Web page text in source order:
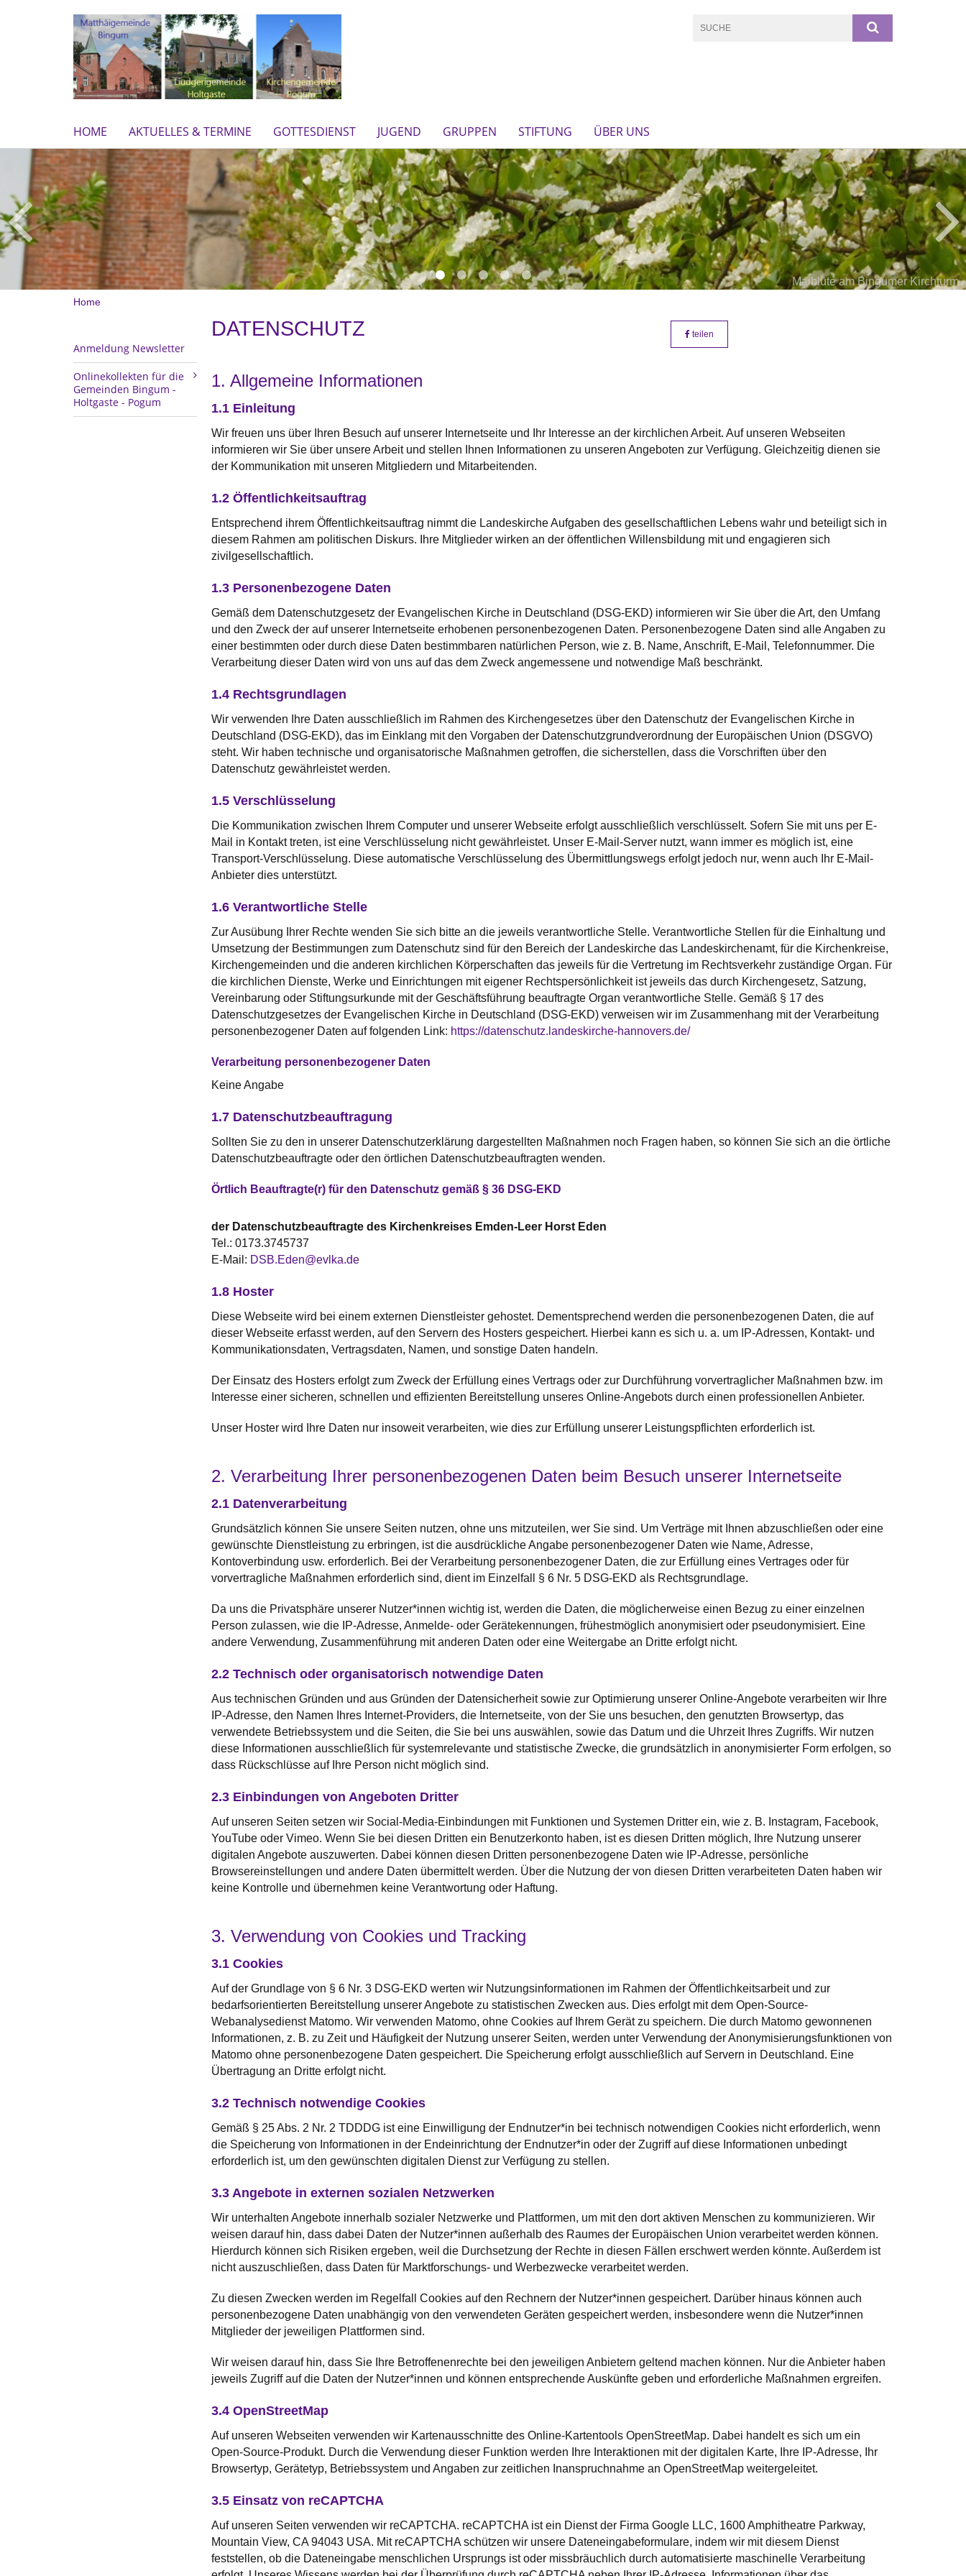
HOME AKTUELLES & TERMINE GOTTESDIENST JUGEND GRUPPEN STIFTUNG ÜBER UNS
Löwenzahn
Home
Anmeldung Newsletter
Onlinekollekten für die
Gemeinden Bingum -
Holtgaste - Pogum
DATENSCHUTZ teilen
1. Allgemeine Informationen
1.1 Einleitung
Wir freuen uns über Ihren Besuch auf unserer Internetseite und Ihr Interesse an der kirchlichen Arbeit. Auf unseren Webseiten
informieren wir Sie über unsere Arbeit und stellen Ihnen Informationen zu unseren Angeboten zur Verfügung. Gleichzeitig dienen sie
der Kommunikation mit unseren Mitgliedern und Mitarbeitenden.
1.2 Öffentlichkeitsauftrag
Entsprechend ihrem Öffentlichkeitsauftrag nimmt die Landeskirche Aufgaben des gesellschaftlichen Lebens wahr und beteiligt sich in
diesem Rahmen am politischen Diskurs. Ihre Mitglieder wirken an der öffentlichen Willensbildung mit und engagieren sich
zivilgesellschaftlich.
1.3 Personenbezogene Daten
Gemäß dem Datenschutzgesetz der Evangelischen Kirche in Deutschland (DSG-EKD) informieren wir Sie über die Art, den Umfang
und den Zweck der auf unserer Internetseite erhobenen personenbezogenen Daten. Personenbezogene Daten sind alle Angaben zu
einer bestimmten oder durch diese Daten bestimmbaren natürlichen Person, wie z. B. Name, Anschrift, E-Mail, Telefonnummer. Die
Verarbeitung dieser Daten wird von uns auf das dem Zweck angemessene und notwendige Maß beschränkt.
1.4 Rechtsgrundlagen
Wir verwenden Ihre Daten ausschließlich im Rahmen des Kirchengesetzes über den Datenschutz der Evangelischen Kirche in
Deutschland (DSG-EKD), das im Einklang mit den Vorgaben der Datenschutzgrundverordnung der Europäischen Union (DSGVO)
steht. Wir haben technische und organisatorische Maßnahmen getroffen, die sicherstellen, dass die Vorschriften über den
Datenschutz gewährleistet werden.
1.5 Verschlüsselung
Die Kommunikation zwischen Ihrem Computer und unserer Webseite erfolgt ausschließlich verschlüsselt. Sofern Sie mit uns per E-
Mail in Kontakt treten, ist eine Verschlüsselung nicht gewährleistet. Unser E-Mail-Server nutzt, wann immer es möglich ist, eine
Transport-Verschlüsselung. Diese automatische Verschlüsselung des Übermittlungswegs erfolgt jedoch nur, wenn auch Ihr E-Mail-
Anbieter dies unterstützt.
1.6 Verantwortliche Stelle
Zur Ausübung Ihrer Rechte wenden Sie sich bitte an die jeweils verantwortliche Stelle. Verantwortliche Stellen für die Einhaltung und
Umsetzung der Bestimmungen zum Datenschutz sind für den Bereich der Landeskirche das Landeskirchenamt, für die Kirchenkreise,
Kirchengemeinden und die anderen kirchlichen Körperschaften das jeweils für die Vertretung im Rechtsverkehr zuständige Organ. Für
die kirchlichen Dienste, Werke und Einrichtungen mit eigener Rechtspersönlichkeit ist jeweils das durch Kirchengesetz, Satzung,
Vereinbarung oder Stiftungsurkunde mit der Geschäftsführung beauftragte Organ verantwortliche Stelle. Gemäß § 17 des
Datenschutzgesetzes der Evangelischen Kirche in Deutschland (DSG-EKD) verweisen wir im Zusammenhang mit der Verarbeitung
personenbezogener Daten auf folgenden Link: https://datenschutz.landeskirche-hannovers.de/
Verarbeitung personenbezogener Daten
Keine Angabe
1.7 Datenschutzbeauftragung
Sollten Sie zu den in unserer Datenschutzerklärung dargestellten Maßnahmen noch Fragen haben, so können Sie sich an die örtliche
Datenschutzbeauftragte oder den örtlichen Datenschutzbeauftragten wenden.
Örtlich Beauftragte(r) für den Datenschutz gemäß § 36 DSG-EKD
der Datenschutzbeauftragte des Kirchenkreises Emden-Leer Horst Eden
Tel.: 0173.3745737
E-Mail: DSB.Eden@evlka.de
1.8 Hoster
Diese Webseite wird bei einem externen Dienstleister gehostet. Dementsprechend werden die personenbezogenen Daten, die auf
dieser Webseite erfasst werden, auf den Servern des Hosters gespeichert. Hierbei kann es sich u. a. um IP-Adressen, Kontakt- und
Kommunikationsdaten, Vertragsdaten, Namen, und sonstige Daten handeln.
Der Einsatz des Hosters erfolgt zum Zweck der Erfüllung eines Vertrags oder zur Durchführung vorvertraglicher Maßnahmen bzw. im
Interesse einer sicheren, schnellen und effizienten Bereitstellung unseres Online-Angebots durch einen professionellen Anbieter.
Unser Hoster wird Ihre Daten nur insoweit verarbeiten, wie dies zur Erfüllung unserer Leistungspflichten erforderlich ist.
2. Verarbeitung Ihrer personenbezogenen Daten beim Besuch unserer Internetseite
2.1 Datenverarbeitung
Grundsätzlich können Sie unsere Seiten nutzen, ohne uns mitzuteilen, wer Sie sind. Um Verträge mit Ihnen abzuschließen oder eine
gewünschte Dienstleistung zu erbringen, ist die ausdrückliche Angabe personenbezogener Daten wie Name, Adresse,
Kontoverbindung usw. erforderlich. Bei der Verarbeitung personenbezogener Daten, die zur Erfüllung eines Vertrages oder für
vorvertragliche Maßnahmen erforderlich sind, dient im Einzelfall § 6 Nr. 5 DSG-EKD als Rechtsgrundlage.
Da uns die Privatsphäre unserer Nutzer*innen wichtig ist, werden die Daten, die möglicherweise einen Bezug zu einer einzelnen
Person zulassen, wie die IP-Adresse, Anmelde- oder Gerätekennungen, frühestmöglich anonymisiert oder pseudonymisiert. Eine
andere Verwendung, Zusammenführung mit anderen Daten oder eine Weitergabe an Dritte erfolgt nicht.
2.2 Technisch oder organisatorisch notwendige Daten
Aus technischen Gründen und aus Gründen der Datensicherheit sowie zur Optimierung unserer Online-Angebote verarbeiten wir Ihre
IP-Adresse, den Namen Ihres Internet-Providers, die Internetseite, von der Sie uns besuchen, den genutzten Browsertyp, das
verwendete Betriebssystem und die Seiten, die Sie bei uns auswählen, sowie das Datum und die Uhrzeit Ihres Zugriffs. Wir nutzen
diese Informationen ausschließlich für systemrelevante und statistische Zwecke, die grundsätzlich in anonymisierter Form erfolgen, so
dass Rückschlüsse auf Ihre Person nicht möglich sind.
2.3 Einbindungen von Angeboten Dritter
Auf unseren Seiten setzen wir Social-Media-Einbindungen mit Funktionen und Systemen Dritter ein, wie z. B. Instagram, Facebook,
YouTube oder Vimeo. Wenn Sie bei diesen Dritten ein Benutzerkonto haben, ist es diesen Dritten möglich, Ihre Nutzung unserer
digitalen Angebote auszuwerten. Dabei können diesen Dritten personenbezogene Daten wie IP-Adresse, persönliche
Browsereinstellungen und andere Daten übermittelt werden. Über die Nutzung der von diesen Dritten verarbeiteten Daten haben wir
keine Kontrolle und übernehmen keine Verantwortung oder Haftung.
3. Verwendung von Cookies und Tracking
3.1 Cookies
Auf der Grundlage von § 6 Nr. 3 DSG-EKD werten wir Nutzungsinformationen im Rahmen der Öffentlichkeitsarbeit und zur
bedarfsorientierten Bereitstellung unserer Angebote zu statistischen Zwecken aus. Dies erfolgt mit dem Open-Source-
Webanalysedienst Matomo. Wir verwenden Matomo, ohne Cookies auf Ihrem Gerät zu speichern. Die durch Matomo gewonnenen
Informationen, z. B. zu Zeit und Häufigkeit der Nutzung unserer Seiten, werden unter Verwendung der Anonymisierungsfunktionen von
Matomo ohne personenbezogene Daten gespeichert. Die Speicherung erfolgt ausschließlich auf Servern in Deutschland. Eine
Übertragung an Dritte erfolgt nicht.
3.2 Technisch notwendige Cookies
Gemäß § 25 Abs. 2 Nr. 2 TDDDG ist eine Einwilligung der Endnutzer*in bei technisch notwendigen Cookies nicht erforderlich, wenn
die Speicherung von Informationen in der Endeinrichtung der Endnutzer*in oder der Zugriff auf diese Informationen unbedingt
erforderlich ist, um den gewünschten digitalen Dienst zur Verfügung zu stellen.
3.3 Angebote in externen sozialen Netzwerken
Wir unterhalten Angebote innerhalb sozialer Netzwerke und Plattformen, um mit den dort aktiven Menschen zu kommunizieren. Wir
weisen darauf hin, dass dabei Daten der Nutzer*innen außerhalb des Raumes der Europäischen Union verarbeitet werden können.
Hierdurch können sich Risiken ergeben, weil die Durchsetzung der Rechte in diesen Fällen erschwert werden könnte. Außerdem ist
nicht auszuschließen, dass Daten für Marktforschungs- und Werbezwecke verarbeitet werden.
Zu diesen Zwecken werden im Regelfall Cookies auf den Rechnern der Nutzer*innen gespeichert. Darüber hinaus können auch
personenbezogene Daten unabhängig von den verwendeten Geräten gespeichert werden, insbesondere wenn die Nutzer*innen
Mitglieder der jeweiligen Plattformen sind.
Wir weisen darauf hin, dass Sie Ihre Betroffenenrechte bei den jeweiligen Anbietern geltend machen können. Nur die Anbieter haben
jeweils Zugriff auf die Daten der Nutzer*innen und können entsprechende Auskünfte geben und erforderliche Maßnahmen ergreifen.
3.4 OpenStreetMap
Auf unseren Webseiten verwenden wir Kartenausschnitte des Online-Kartentools OpenStreetMap. Dabei handelt es sich um ein
Open-Source-Produkt. Durch die Verwendung dieser Funktion werden Ihre Interaktionen mit der digitalen Karte, Ihre IP-Adresse, Ihr
Browsertyp, Gerätetyp, Betriebssystem und Angaben zur zeitlichen Inanspruchnahme an OpenStreetMap weitergeleitet.
3.5 Einsatz von reCAPTCHA
Auf unseren Seiten verwenden wir reCAPTCHA. reCAPTCHA ist ein Dienst der Firma Google LLC, 1600 Amphitheatre Parkway,
Mountain View, CA 94043 USA. Mit reCAPTCHA schützen wir unsere Dateneingabeformulare, indem wir mit diesem Dienst
feststellen, ob die Dateneingabe menschlichen Ursprungs ist oder missbräuchlich durch automatisierte maschinelle Verarbeitung